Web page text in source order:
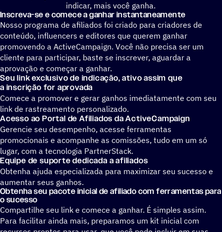
indicar, mais você ganha.
Inscreva-se e comece a ganhar instantaneamente
Nosso programa de afiliados foi criado para criadores de
conteúdo, influencers e editores que querem ganhar
promovendo a ActiveCampaign. Você não precisa ser um
cliente para participar, baste se inscrever, aguardar a
aprovação e começar a ganhar.
Seu link exclusivo de indicação, ativo assim que
a inscrição for aprovada
Comece a promover e gerar ganhos imediatamente com seu
link de rastreamento personalizado.
Acesso ao Portal de Afiliados da ActiveCampaign
Gerencie seu desempenho, acesse ferramentas
promocionais e acompanhe as comissões, tudo em um só
lugar, com a tecnologia PartnerStack.
Equipe de suporte dedicada a afiliados
Obtenha ajuda especializada para maximizar seu sucesso e
aumentar seus ganhos.
Obtenha seu pacote inicial de afiliado com ferramentas para
o sucesso
Compartilhe seu link e comece a ganhar. É simples assim.
Para facilitar ainda mais, preparamos um kit inicial com